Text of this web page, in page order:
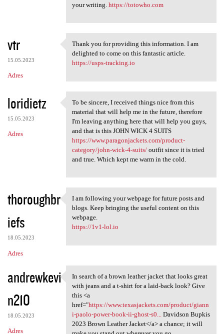
your writing. https://totowho.com
vtr
15.05.2023
Adres
Thank you for providing this
Thank you for providing this information. I am
delighted to come on this fantastic article.
https://usps-tracking.io
loridietz
15.05.2023
Adres
To be sincere, I received
To be sincere, I received things nice from this
material that will help me in the future, therefore
I'm leaving anything here that will help you guys,
and that is this JOHN WICK 4 SUITS
https://www.paragonjackets.com/product-
category/john-wick-4-suits/outfit since it is tried
and true. Which kept me warm in the cold.
thoroughbr
iefs
18.05.2023
Adres
I am following your webpage
I am following your webpage for future posts and
blogs. Keep bringing the useful content on this
webpage.
https://1v1-lol.io
andrewkevi
n210
18.05.2023
Adres
In search of a brown leather
In search of a brown leather jacket that looks great
with jeans and a t-shirt for a laid-back look? Give
this <a
href="https://www.texasjackets.com/product/giann
i-paolo-power-book-ii-ghost-s0...Davidson Bupkis
2023 Brown Leather Jacket</a> a chance; it will